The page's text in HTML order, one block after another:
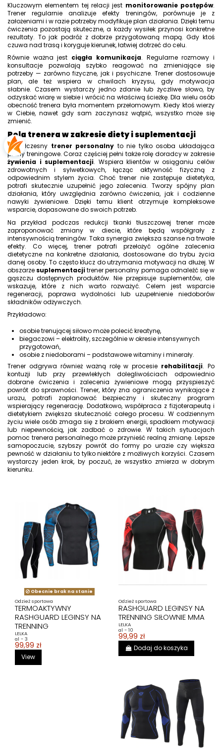
Kluczowym elementem tej relacji jest monitorowanie postępów.
Trener regularnie analizuje efekty treningów, porównuje je z
założeniami i w razie potrzeby modyfikuje plan działania. Dzięki temu
ćwiczenia pozostają skuteczne, a każdy wysiłek przynosi konkretne
rezultaty. To jak podróż z dobrze przygotowaną mapą. Gdy ktoś
czuwa nad trasą i koryguje kierunek, łatwiej dotrzeć do celu.
Równie ważna jest ciągła komunikacja. Regularne rozmowy i
konsultacje pozwalają szybko reagować na zmieniające się
potrzeby — zarówno fizyczne, jak i psychiczne. Trener dostosowuje
plan, ale też wspiera w chwilach kryzysu, gdy motywacja
słabnie. Czasem wystarczy jedno zdanie lub życzliwe słowo, by
odzyskać wiarę w siebie i wrócić na właściwą ścieżkę. Dla wielu osób
obecność trenera była momentem przełomowym. Kiedy ktoś wierzy
w Ciebie, nawet gdy sam zaczynasz wątpić, wszystko może się
zmienić.
Rola trenera w zakresie diety i suplementacji
Współczesny trener personalny to nie tylko osoba układająca
plany treningowe. Coraz częściej pełni także rolę doradcy w zakresie
żywienia i suplementacji. Wspiera klientów w osiąganiu celów
zdrowotnych i sylwetkowych, łącząc aktywność fizyczną z
odpowiednim stylem życia. Choć trener nie zastępuje dietetyka,
potrafi skutecznie uzupełnić jego zalecenia. Tworzy spójny plan
działania, który uwzględnia zarówno ćwiczenia, jak i codzienne
nawyki żywieniowe. Dzięki temu klient otrzymuje kompleksowe
wsparcie, dopasowane do swoich potrzeb.
Na przykład podczas redukcji tkanki tłuszczowej trener może
zaproponować zmiany w diecie, które będą współgrały z
intensywnością treningów. Taka synergia zwiększa szanse na trwałe
efekty. Co więcej, trener potrafi przełożyć ogólne zalecenia
dietetyczne na konkretne działania, dostosowane do trybu życia
danej osoby. To często klucz do utrzymania motywacji na dłużej. W
obszarze suplementacjitrener personalny pomaga odnaleźć się w
gąszczu dostępnych produktów. Nie przepisuje suplementów, ale
wskazuje, które z nich warto rozważyć. Celem jest wsparcie
regeneracji, poprawa wydolności lub uzupełnienie niedoborów
składników odżywczych.
Przykładowo:
osobie trenującej siłowo może polecić kreatynę,
biegaczowi – elektrolity, szczególnie w okresie intensywnych
przygotowań,
osobie z niedoborami – podstawowe witaminy i minerały.
Trener odgrywa również ważną rolę w procesie rehabilitacji. Po
kontuzji lub przy przewlekłych dolegliwościach odpowiednio
dobrane ćwiczenia i zalecenia żywieniowe mogą przyspieszyć
powrót do sprawności. Trener, który zna ograniczenia wynikające z
urazu, potrafi zaplanować bezpieczny i skuteczny program
wspierający regenerację. Dodatkowo, współpraca z fizjoterapeutą i
dietetykiem zwiększa skuteczność całego procesu. W codziennym
życiu wiele osób zmaga się z brakiem energii, spadkiem motywacji
lub niepewnością, jak zadbać o zdrowie. W takich sytuacjach
pomoc trenera personalnego może przynieść realną zmianę. Lepsze
samopoczucie, szybszy powrót do formy po urazie czy większa
pewność w działaniu to tylko niektóre z możliwych korzyści. Czasem
wystarczy jeden krok, by poczuć, że wszystko zmierza w dobrym
kierunku.
Obecnie brak na stanie
Odzież sportowa
TERMOAKTYWNY
RASHGUARD LEGINSY NA
TRENNING
LELKA
al - 3
99,99 zł
View
Odzież sportowa
RASHGUARD LEGINSY NA
TRENNING SIŁOWNIE MMA
LELKA
al - 10
99,99 zł
Dodaj do koszyka